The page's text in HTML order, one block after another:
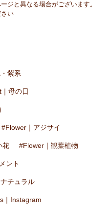
ジと異なる場合がございます。
い
紫系
母の日
Flower｜アジサイ
花 Flower｜観葉植物
ント
チュラル
｜Instagram